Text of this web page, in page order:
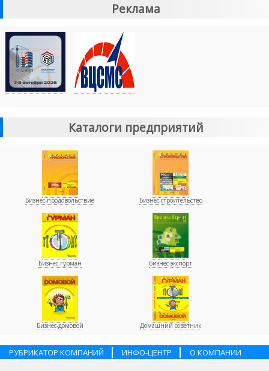
Реклама
Каталоги предприятий
Бизнес-продовольствие Бизнес-строительство
Бизнес-гурман Бизнес-экспорт
Бизнес-домовой Домашний советник
РУБРИКАТОР КОМПАНИЙ ИНФО-ЦЕНТР
О КОМПАНИИ